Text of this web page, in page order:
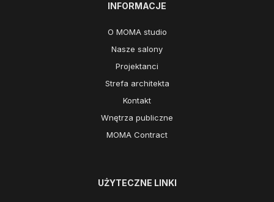
INFORMACJE
O MOMA studio
Nasze salony
Projektanci
Strefa architekta
Kontakt
Wnętrza publiczne
MOMA Contract
UŻYTECZNE LINKI